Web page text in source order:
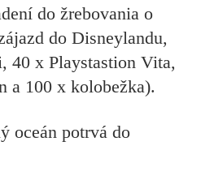
do žrebovania o
do Disneylandu,
40 x Playstastion Vita,
a 100 x kolobežka).
oceán potrvá do